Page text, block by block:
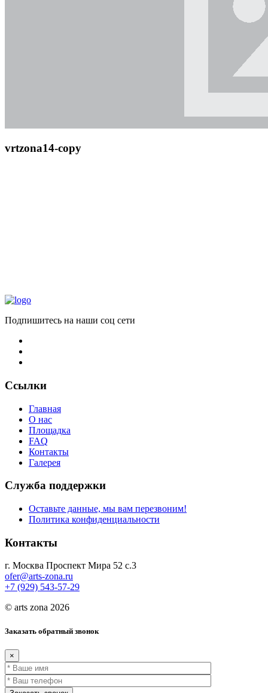
vrtzona14-copy
Подпишитесь на наши соц сети
Ссылки
Главная
О нас
Площадка
FAQ
Контакты
Галерея
Служба поддержки
Оставьте данные, мы вам перезвоним!
Политика конфиденциальности
Контакты
г. Москва Проспект Мира 52 с.3
ofer@arts-zona.ru
+7 (929) 543-57-29
© arts zona 2026
Заказать обратный звонок
×